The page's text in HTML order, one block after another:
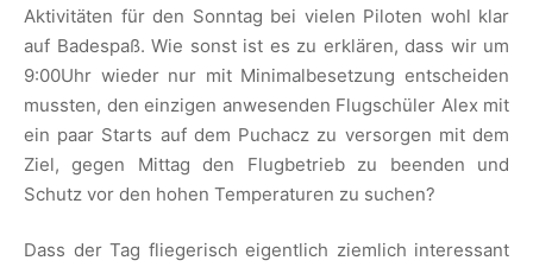
Aktivitäten für den Sonntag bei vielen Piloten wohl klar
auf Badespaß. Wie sonst ist es zu erklären, dass wir um
9:00Uhr wieder nur mit Minimalbesetzung entscheiden
mussten, den einzigen anwesenden Flugschüler Alex mit
ein paar Starts auf dem Puchacz zu versorgen mit dem
Ziel, gegen Mittag den Flugbetrieb zu beenden und
Schutz vor den hohen Temperaturen zu suchen?
Dass der Tag fliegerisch eigentlich ziemlich interessant